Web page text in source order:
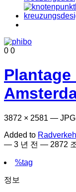
0 0
3872 × 2581 — JPG
Added to
— 3 년 전 — 2872
%tag
정보